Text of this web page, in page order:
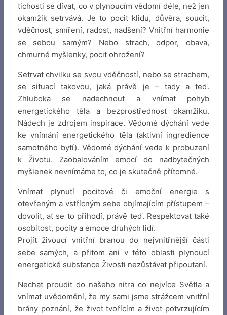
tichosti se dívat, co v plynoucím vědomí déle, než jen
okamžik setrvává. Je to pocit klidu, důvěra, soucit,
vděčnost, smíření, radost, nadšení? Vnitřní harmonie
se sebou samým? Nebo strach, odpor, obava,
chmurné myšlenky, pocit ohrožení?
Setrvat chvilku se svou vděčností, nebo se strachem,
se situací takovou, jaká právě je – tady a teď.
Zhluboka se nadechnout a vnímat pohyb
energetického těla a bezprostřednost okamžiku.
Nádech je zdrojem inspirace. Vědomé dýchání vede
ke vnímání energetického těla (aktivní ingredience
samotného bytí). Vědomé dýchání vede k probuzení
k Životu. Zaobalováním emocí do nadbytečných
myšlenek nevnímáme to, co je skutečně přítomné.
Vnímat plynutí pocitové či emoční energie s
otevřeným a vstřícným sebe objímajícím přístupem –
dovolit, ať se to přihodí, právě teď. Respektovat také
osobitost, pocity a emoce druhých lidí.
Projít živoucí vnitřní branou do nejvnitřnější části
sebe samých, a přitom ani v této oblasti plynoucí
energetické substance Živosti nezůstávat připoutaní.
Nechat proudit do našeho nitra co nejvíce Světla a
vnímat uvědomění, že my sami jsme strážcem vnitřní
brány poznání, že život tvořícím a život potvrzujícím